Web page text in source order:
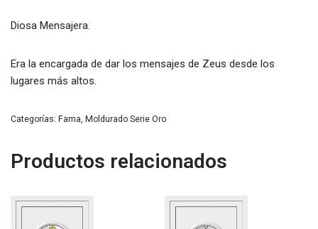
Diosa Mensajera.
Era la encargada de dar los mensajes de Zeus desde los
lugares más altos.
Categorías: Fama, Moldurado Serie Oro
Productos relacionados